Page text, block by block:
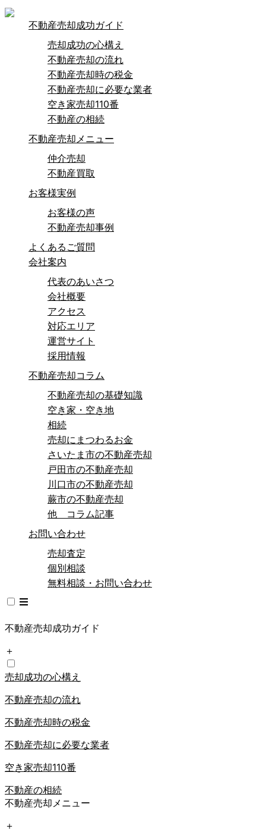
不動産売却成功ガイド
売却成功の心構え
不動産売却の流れ
不動産売却時の税金
不動産売却に必要な業者
空き家売却110番
不動産の相続
不動産売却メニュー
仲介売却
不動産買取
お客様実例
お客様の声
不動産売却事例
よくあるご質問
会社案内
代表のあいさつ
会社概要
アクセス
対応エリア
運営サイト
採用情報
不動産売却コラム
不動産売却の基礎知識
空き家・空き地
相続
売却にまつわるお金
さいたま市の不動産売却
戸田市の不動産売却
川口市の不動産売却
蕨市の不動産売却
他 コラム記事
お問い合わせ
売却査定
個別相談
無料相談・お問い合わせ
不動産売却成功ガイド
＋
売却成功の心構え
不動産売却の流れ
不動産売却時の税金
不動産売却に必要な業者
空き家売却110番
不動産の相続
不動産売却メニュー
＋